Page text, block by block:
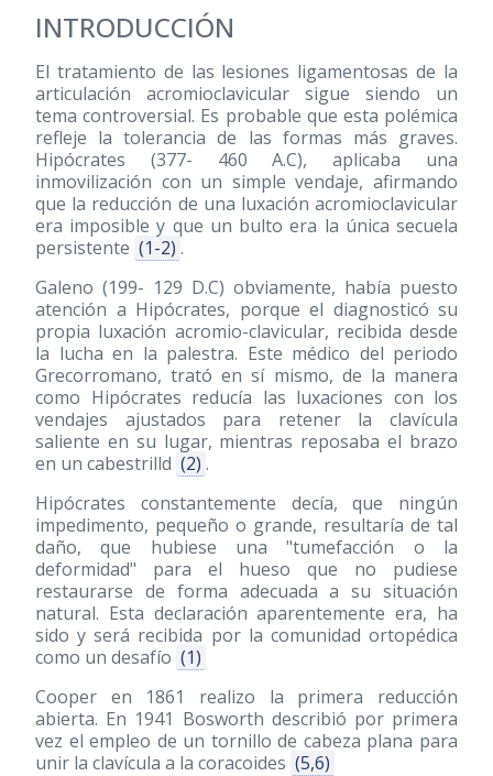
INTRODUCCIÓN
El tratamiento de las lesiones ligamentosas de la
articulación acromioclavicular sigue siendo un
tema controversial. Es probable que esta polémica
refleje la tolerancia de las formas más graves.
Hipócrates (377- 460 A.C), aplicaba una
inmovilización con un simple vendaje, afirmando
que la reducción de una luxación acromioclavicular
era imposible y que un bulto era la única secuela
persistente (1-2) .
Galeno (199- 129 D.C) obviamente, había puesto
atención a Hipócrates, porque el diagnosticó su
propia luxación acromio-clavicular, recibida desde
la lucha en la palestra. Este médico del periodo
Grecorromano, trató en sí mismo, de la manera
como Hipócrates reducía las luxaciones con los
vendajes ajustados para retener la clavícula
saliente en su lugar, mientras reposaba el brazo
en un cabestrilld (2) .
Hipócrates constantemente decía, que ningún
impedimento, pequeño o grande, resultaría de tal
daño, que hubiese una "tumefacción o la
deformidad" para el hueso que no pudiese
restaurarse de forma adecuada a su situación
natural. Esta declaración aparentemente era, ha
sido y será recibida por la comunidad ortopédica
como un desafío (1)
Cooper en 1861 realizo la primera reducción
abierta. En 1941 Bosworth describió por primera
vez el empleo de un tornillo de cabeza plana para
unir la clavícula a la coracoides (5,6)